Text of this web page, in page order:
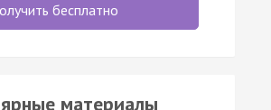
бесплатно
материалы